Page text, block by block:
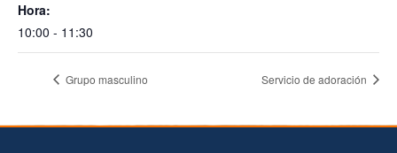
Hora:
10:00 - 11:30
Grupo masculino Servicio de adoración